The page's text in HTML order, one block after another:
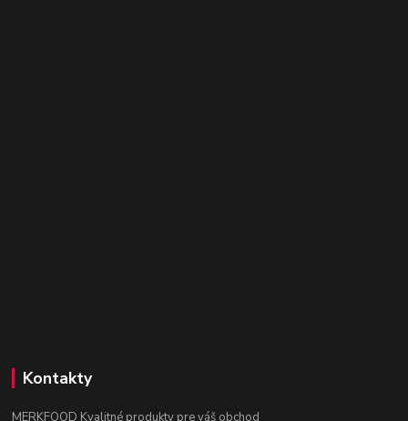
Kontakty
MERKFOOD Kvalitné produkty pre váš obchod